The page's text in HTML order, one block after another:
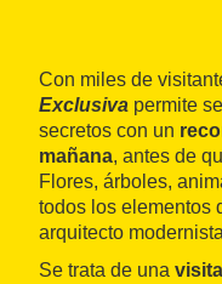
Con miles de
Exclusiva permite
secretos con un
mañana, antes de
Flores, árboles,
todos los elementos
arquitecto
Se trata de una